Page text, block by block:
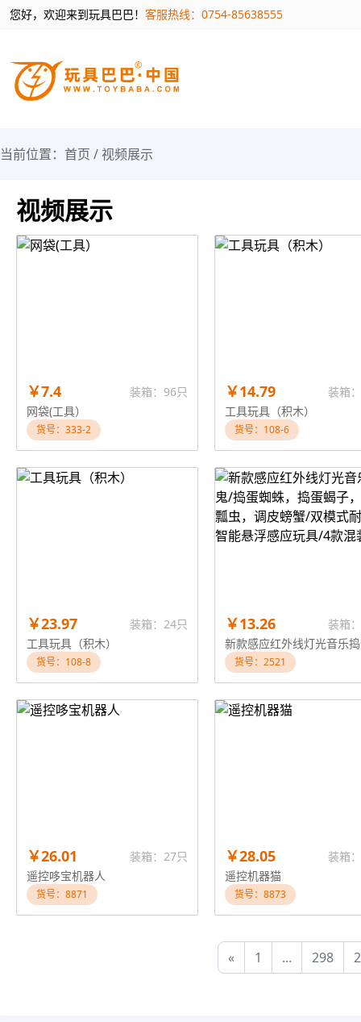
您好，欢迎来到玩具巴巴！ 客服热线：0754-85638555
当前位置： 首页 / 视频展示
视频展示
￥7.4
装箱：96只
网袋(工具）
货号：333-2
￥14.79
装箱
工具玩具（积木）
货号：108-6
￥23.97
装箱：24只
工具玩具（积木）
货号：108-8
￥13.26 装箱
货号：2521
￥26.01
装箱：27只
遥控哆宝机器人
货号：8871
￥28.05
装箱
遥控机器猫
货号：8873
« 1 ... 298